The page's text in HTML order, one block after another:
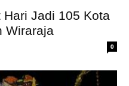
Jadi 105 Kota
Wiraraja
0